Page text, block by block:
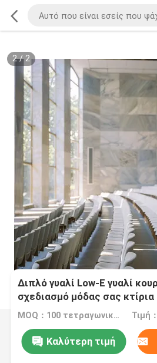
2/2
Διπλό γυαλί Low-E γυαλί
σχεδιασμό μόδας σας
MOQ：100 τετραγωνικά μέτρα Τιμή
Καλύτερη τιμή